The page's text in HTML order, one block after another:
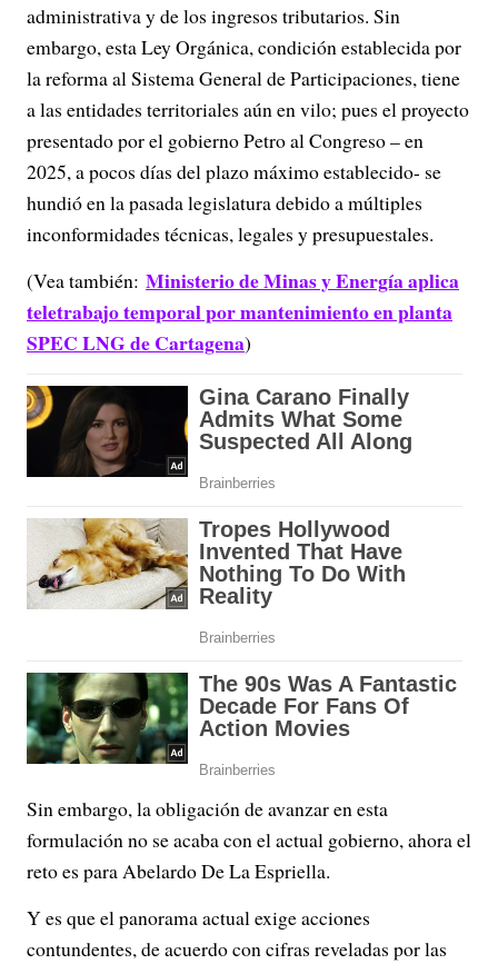
administrativa y de los ingresos tributarios. Sin
embargo, esta Ley Orgánica, condición establecida por
la reforma al Sistema General de Participaciones, tiene
a las entidades territoriales aún en vilo; pues el proyecto
presentado por el gobierno Petro al Congreso – en
2025, a pocos días del plazo máximo establecido- se
hundió en la pasada legislatura debido a múltiples
inconformidades técnicas, legales y presupuestales.
(Vea también: Ministerio de Minas y Energía aplica
teletrabajo temporal por mantenimiento en planta
SPEC LNG de Cartagena)
Sin embargo, la obligación de avanzar en esta
formulación no se acaba con el actual gobierno, ahora el
reto es para Abelardo De La Espriella.
Y es que el panorama actual exige acciones
contundentes, de acuerdo con cifras reveladas por las